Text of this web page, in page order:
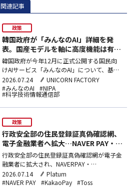
関連記事
政策
韓国政府が「みんなのAI」詳細を発
表。国産モデルを軸に高度機能は有料
化
韓国政府が今年12月に正式公開する国民向
けAIサービス「みんなのAI」について、基本
機能は無料としつつ高度化・特化機能の有料
化を認める方針が明らかになった。韓国産AI
モデルを50%以上使用することが義務付けら
れ、海外モデルは代替困難な場合のみ最小限
NVIDIAB200GPU計512枚を支援し、2030年
末まで5年間の継続支援が行われる。
2026.07.24
UNICORN FACTORY
#みんなのAI
#NIPA
#科学技術情報通信部
政策
行政安全部の住民登録証真偽確認網、
電子金融業者へ拡大…NAVER PAY・
KakaoPay・Tossが今年試験運営
行政安全部の住民登録証真偽確認網が電子金
融業者に拡大され、NAVERPAY・
KakaoPay・VivaRepublicaの3社が今年試験
運営を開始。写真情報を含む真偽確認が可能
2026.07.14
Platum
#NAVER PAY #KakaoPay #Toss